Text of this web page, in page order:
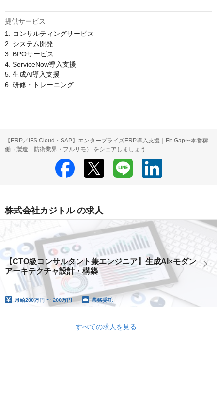
提供サービス
1. コンサルティングサービス
2. システム開発
3. BPOサービス
4. ServiceNow導入支援​
5. 生成AI導入支援​
6. 研修・トレーニング​
【ERP／IFS Cloud・SAP】エンタープライズERP導入支援｜Fit-Gap〜本番稼
働（製造・防衛業界・フルリモ） をシェアしましょう
株式会社カジトル の求人
【CTO級コンサルタント兼エンジニア】生成AI×モダン
アーキテクチャ設計・構築
月給200万円 〜 200万円 業務委託
すべての求人を見る